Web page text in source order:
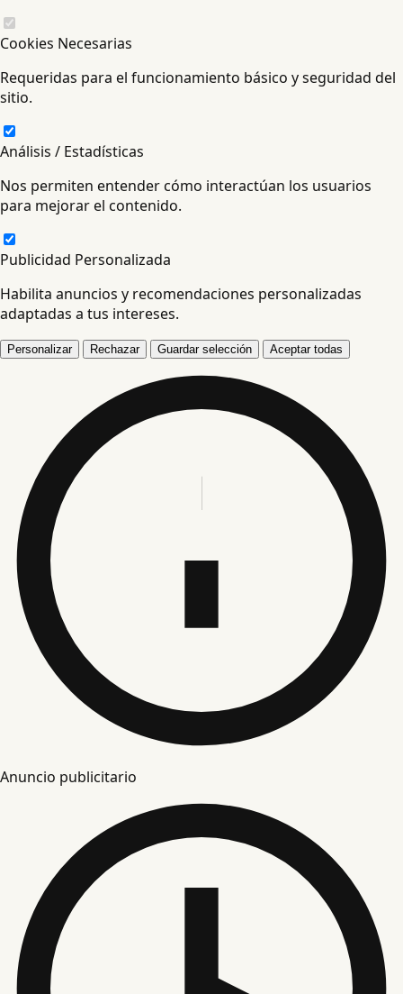
Cookies Necesarias
Requeridas para el funcionamiento básico y seguridad del
sitio.
Análisis / Estadísticas
Nos permiten entender cómo interactúan los usuarios
para mejorar el contenido.
Publicidad Personalizada
Habilita anuncios y recomendaciones personalizadas
adaptadas a tus intereses.
Personalizar Rechazar Guardar selección Aceptar todas
Anuncio publicitario